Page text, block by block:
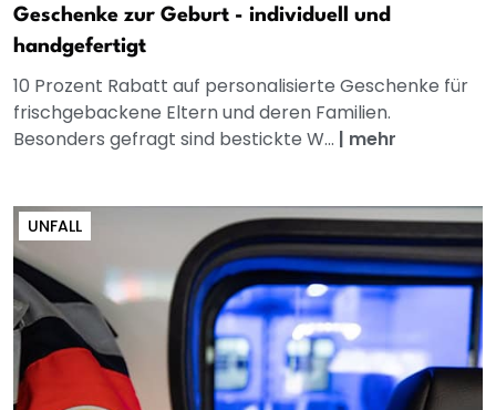
Geschenke zur Geburt - individuell und
handgefertigt
10 Prozent Rabatt auf personalisierte Geschenke für
frischgebackene Eltern und deren Familien.
Besonders gefragt sind bestickte W... | mehr
UNFALL